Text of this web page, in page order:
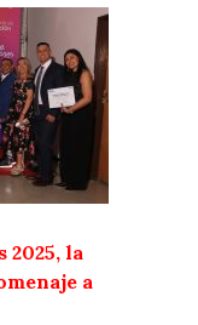
2025, la
a